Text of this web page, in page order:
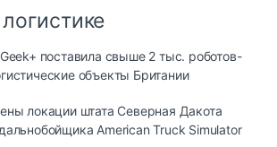
поставила свыше 2 тыс. роботов-
объекты Британии
локации штата Северная Дакота
American Truck Simulator